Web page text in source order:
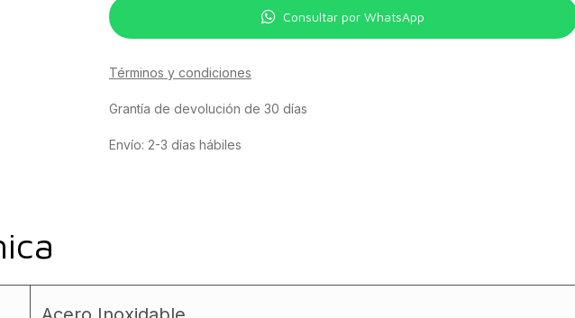
Consultar por WhatsApp
Términos y condiciones
Grantía de devolución de 30 días
Envío: 2-3 días hábiles